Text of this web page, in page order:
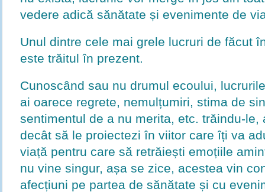
vedere adică sănătate și evenimente de
Unul dintre cele mai grele lucruri de făcut
este trăitul în prezent.
Cunoscând sau nu drumul ecoului,
ai oarece regrete, nemulțumiri, stima de
sentimentul de a nu merita, etc. trăindu-le,
decât să le proiectezi în viitor care îți va
viață pentru care să retrăiești emoțiile
nu vine singur, așa se zice, acestea vin
afecțiuni pe partea de sănătate și cu